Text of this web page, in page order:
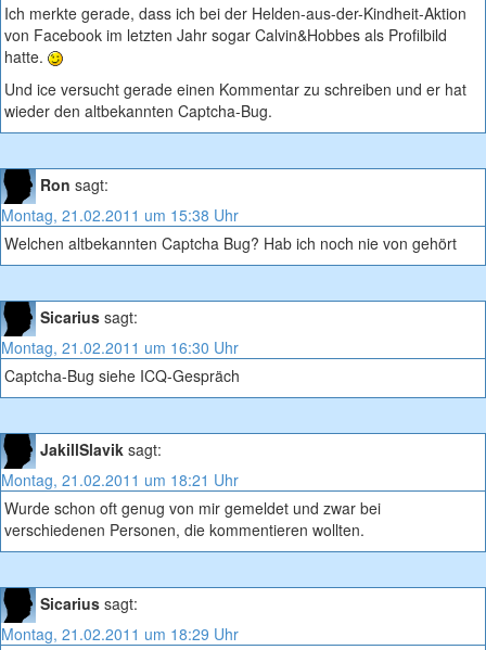
Ich merkte gerade, dass ich bei der Helden-aus-der-Kindheit-Aktion
von Facebook im letzten Jahr sogar Calvin&Hobbes als Profilbild
hatte.
Und ice versucht gerade einen Kommentar zu schreiben und er hat
wieder den altbekannten Captcha-Bug.
Ron sagt:
Montag, 21.02.2011 um 15:38 Uhr
Welchen altbekannten Captcha Bug? Hab ich noch nie von gehört
Sicarius sagt:
Montag, 21.02.2011 um 16:30 Uhr
Captcha-Bug siehe ICQ-Gespräch
JakillSlavik sagt:
Montag, 21.02.2011 um 18:21 Uhr
Wurde schon oft genug von mir gemeldet und zwar bei
verschiedenen Personen, die kommentieren wollten.
Sicarius sagt:
Montag, 21.02.2011 um 18:29 Uhr